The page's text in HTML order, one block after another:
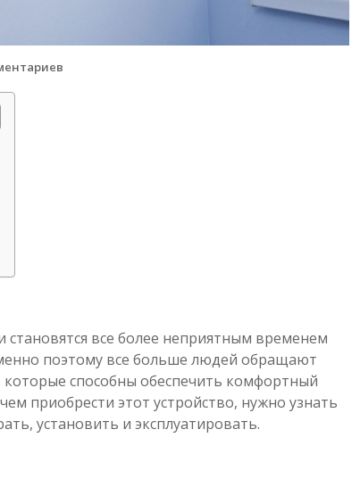
все более неприятным временем
поэтому все больше людей обращают
способны обеспечить комфортный
приобрести этот устройство, нужно узнать
установить и эксплуатировать.